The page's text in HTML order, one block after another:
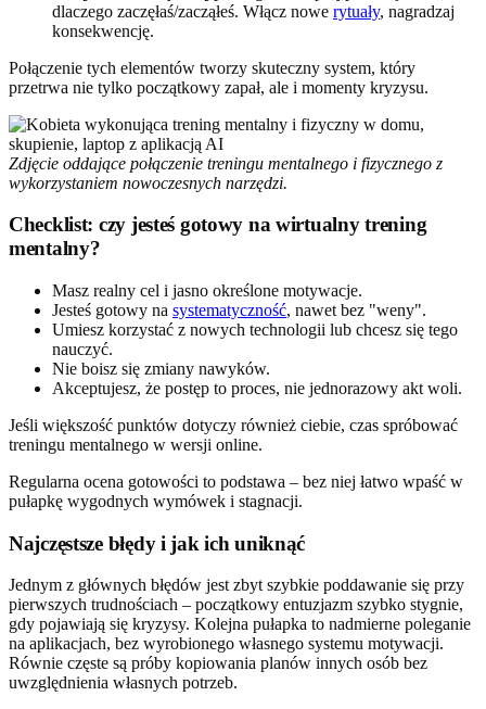
dlaczego zaczęłaś/zacząłeś. Włącz nowe rytuały, nagradzaj
konsekwencję.
Połączenie tych elementów tworzy skuteczny system, który
przetrwa nie tylko początkowy zapał, ale i momenty kryzysu.
Zdjęcie oddające połączenie treningu mentalnego i fizycznego z
wykorzystaniem nowoczesnych narzędzi.
Checklist: czy jesteś gotowy na wirtualny trening
mentalny?
Masz realny cel i jasno określone motywacje.
Jesteś gotowy na systematyczność, nawet bez "weny".
Umiesz korzystać z nowych technologii lub chcesz się tego
nauczyć.
Nie boisz się zmiany nawyków.
Akceptujesz, że postęp to proces, nie jednorazowy akt woli.
Jeśli większość punktów dotyczy również ciebie, czas spróbować
treningu mentalnego w wersji online.
Regularna ocena gotowości to podstawa – bez niej łatwo wpaść w
pułapkę wygodnych wymówek i stagnacji.
Najczęstsze błędy i jak ich uniknąć
Jednym z głównych błędów jest zbyt szybkie poddawanie się przy
pierwszych trudnościach – początkowy entuzjazm szybko stygnie,
gdy pojawiają się kryzysy. Kolejna pułapka to nadmierne poleganie
na aplikacjach, bez wyrobionego własnego systemu motywacji.
Równie częste są próby kopiowania planów innych osób bez
uwzględnienia własnych potrzeb.